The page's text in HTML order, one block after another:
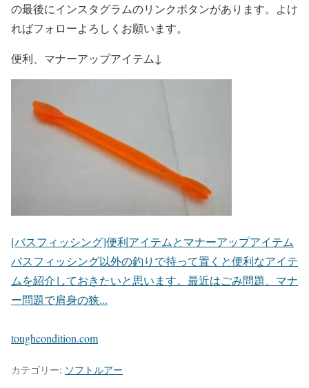
の最後にインスタグラムのリンクボタンがあります。よけ
ればフォローよろしくお願います。
便利、マナーアップアイテム↓
[バスフィッシング]便利アイテムとマナーアップアイテム
バスフィッシング以外の釣りで持って置くと便利なアイテ
ムを紹介しておきたいと思います。最近はごみ問題、マナ
ー問題で肩身の狭...
toughcondition.com
カテゴリー: ソフトルアー